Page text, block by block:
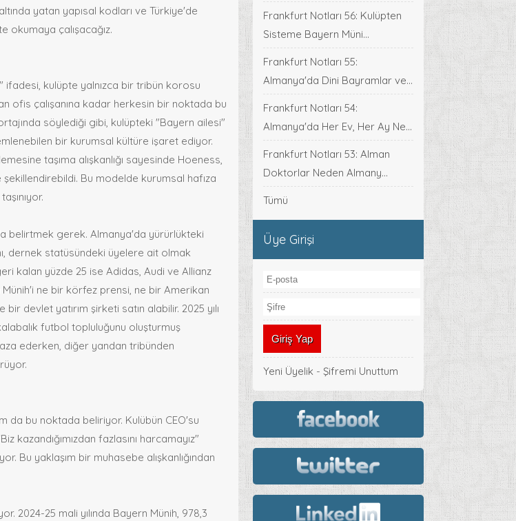
yatan yapısal kodları ve Türkiye'de
okumaya çalışacağız.
ifadesi, kulüpte yalnızca bir tribün korosu
ofis çalışanına kadar herkesin bir noktada bu
söylediği gibi, kulüpteki "Bayern ailesi"
bir kurumsal kültüre işaret ediyor.
taşıma alışkanlığı sayesinde Hoeness,
Bu modelde kurumsal hafıza
belirtmek gerek. Almanya'da yürürlükteki
dernek statüsündeki üyelere ait olmak
kalan yüzde 25 ise Adidas, Audi ve Allianz
Münih'i ne bir körfez prensi, ne bir Amerikan
devlet yatırım şirketi satın alabilir. 2025 yılı
futbol topluluğunu oluşturmuş
ederken, diğer yandan tribünden
da bu noktada beliriyor. Kulübün CEO'su
fazlasını harcamayız"
Bu yaklaşım bir muhasebe alışkanlığından
2024-25 mali yılında Bayern Münih, 978,3
Frankfurt Notları 56: Kulüpten
Sisteme Bayern Müni...
Frankfurt Notları 55:
Almanya'da Dini Bayramlar ve...
Frankfurt Notları 54:
Almanya'da Her Ev, Her Ay Ne...
Frankfurt Notları 53: Alman
Doktorlar Neden Almany...
Tümü
Üye Girişi
Yeni Üyelik -Şifremi Unuttum